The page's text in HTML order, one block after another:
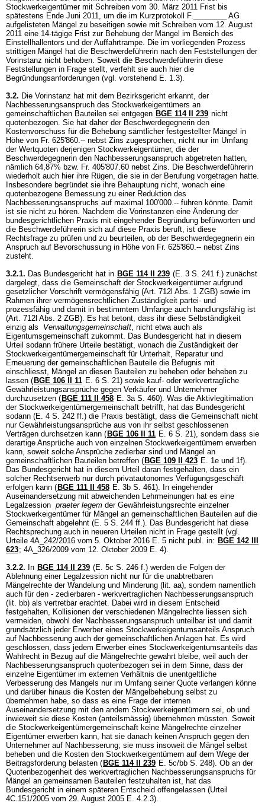
Stockwerkeigentümer mit Schreiben vom 30. März 2011 Frist bis
spätestens Ende Juni 2011, um die im Kurzprotokoll F.________ AG
aufgelisteten Mängel zu beseitigen sowie mit Schreiben vom 12. August
2011 eine 14-tägige Frist zur Behebung der Mängel im Bereich des
Einstellhallentors und der Auffahrtrampe. Die im vorliegenden Prozess
strittigen Mängel hat die Beschwerdeführerin nach den Feststellungen der
Vorinstanz nicht behoben. Soweit die Beschwerdeführerin diese
Feststellungen in Frage stellt, verfehlt sie auch hier die
Begründungsanforderungen (vgl. vorstehend E. 1.3).
3.2. Die Vorinstanz hat mit dem Bezirksgericht erkannt, der
Nachbesserungsanspruch des Stockwerkeigentümers an
gemeinschaftlichen Bauteilen sei entgegen BGE 114 II 239 nicht
quotenbezogen. Sie hat daher der Beschwerdegegnerin den
Kostenvorschuss für die Behebung sämtlicher festgestellter Mängel in
Höhe von Fr. 625'860.-- nebst Zins zugesprochen, nicht nur im Umfang
der Wertquoten derjenigen Stockwerkeigentümer, die der
Beschwerdegegnerin den Nachbesserungsanspruch abgetreten hatten,
nämlich 64,87% bzw. Fr. 405'807.60 nebst Zins. Die Beschwerdeführerin
wiederholt auch hier ihre Rügen, die sie in der Berufung vorgetragen hatte.
Insbesondere begründet sie ihre Behauptung nicht, wonach eine
quotenbezogene Bemessung zu einer Reduktion des
Nachbesserungsanspruchs auf maximal 100'000.-- führen könnte. Damit
ist sie nicht zu hören. Nachdem die Vorinstanzen eine Änderung der
bundesgerichtlichen Praxis mit eingehender Begründung befürworten und
die Beschwerdeführerin sich auf diese Praxis beruft, ist diese
Rechtsfrage zu prüfen und zu beurteilen, ob der Beschwerdegegnerin ein
Anspruch auf Bevorschussung in Höhe von Fr. 625'860.-- nebst Zins
zusteht.
3.2.1. Das Bundesgericht hat in BGE 114 II 239 (E. 3 S. 241 f.) zunächst
dargelegt, dass die Gemeinschaft der Stockwerkeigentümer aufgrund
gesetzlicher Vorschrift vermögensfähig (Art. 712l Abs. 1 ZGB) sowie im
Rahmen ihrer vermögensrechtlichen Zuständigkeit partei- und
prozessfähig und damit in bestimmtem Umfange auch handlungsfähig ist
(Art. 712l Abs. 2 ZGB). Es hat betont, dass ihr diese Selbständigkeit
einzig als Verwaltungsgemeinschaft, nicht etwa auch als
Eigentumsgemeinschaft zukommt. Das Bundesgericht hat in diesem
Urteil sodann frühere Urteile bestätigt, wonach die Zuständigkeit der
Stockwerkeigentümergemeinschaft für Unterhalt, Reparatur und
Erneuerung der gemeinschaftlichen Bauteile die Befugnis mit
einschliesst, Mängel an diesen Bauteilen zu beheben oder beheben zu
lassen ( BGE 106 II 11 E. 6 S. 21) sowie kauf- oder werkvertragliche
Gewährleistungsansprüche gegen Verkäufer und Unternehmer
durchzusetzen ( BGE 111 II 458 E. 3a S. 460). Was die Aktivlegitimation
der Stockwerkeigentümergemeinschaft betrifft, hat das Bundesgericht
sodann (E. 4 S. 242 ff.) die Praxis bestätigt, dass die Gemeinschaft nicht
nur Gewährleistungsansprüche aus von ihr selbst geschlossenen
Verträgen durchsetzen kann ( BGE 106 II 11 E. 6 S. 21), sondern dass sie
derartige Ansprüche auch von einzelnen Stockwerkeigentümern erwerben
kann, soweit solche Ansprüche zedierbar sind und Mängel an
gemeinschaftlichen Bauteilen betreffen ( BGE 109 II 423 E. 1e und 1f).
Das Bundesgericht hat in diesem Urteil daran festgehalten, dass ein
solcher Rechtserwerb nur durch privatautonomes Verfügungsgeschäft
erfolgen kann ( BGE 111 II 458 E. 3b S. 461). In eingehender
Auseinandersetzung mit abweichenden Lehrmeinungen hat es eine
Legalzession praeter legem der Gewährleistungsrechte einzelner
Stockwerkeigentümer für Mängel an gemeinschaftlichen Bauteilen auf die
Gemeinschaft abgelehnt (E. 5 S. 244 ff.). Das Bundesgericht hat diese
Rechtsprechung auch in neueren Urteilen nicht in Frage gestellt (vgl.
Urteile 4A_242/2016 vom 5. Oktober 2016 E. 5 nicht publ. in: BGE 142 III
623; 4A_326/2009 vom 12. Oktober 2009 E. 4).
3.2.2. In BGE 114 II 239 (E. 5c S. 246 f.) werden die Folgen der
Ablehnung einer Legalzession nicht nur für die unabtretbaren
Mängelrechte der Wandelung und Minderung (lit. aa), sondern namentlich
auch für den - zedierbaren - werkvertraglichen Nachbesserungsanspruch
(lit. bb) als vertretbar erachtet. Dabei wird in diesem Entscheid
festgehalten, Kollisionen der verschiedenen Mängelrechte liessen sich
vermeiden, obwohl der Nachbesserungsanspruch unteilbar ist und damit
grundsätzlich jeder Erwerber eines Stockwerkeigentumsanteils Anspruch
auf Nachbesserung auch der gemeinschaftlichen Anlagen hat. Es wird
geschlossen, dass jedem Erwerber eines Stockwerkeigentumsanteils das
Wahlrecht in Bezug auf die Mängelrechte gewahrt bleibe, weil auch der
Nachbesserungsanspruch quotenbezogen sei in dem Sinne, dass der
einzelne Eigentümer im externen Verhältnis die unentgeltliche
Verbesserung des Mangels nur im Umfang seiner Quote verlangen könne
und darüber hinaus die Kosten der Mängelbehebung selbst zu
übernehmen habe, so dass es eine Frage der internen
Auseinandersetzung mit den andern Stockwerkeigentümern sei, ob und
inwieweit sie diese Kosten (anteilsmässig) übernehmen müssten. Soweit
die Stockwerkeigentümergemeinschaft keine Mängelrechte einzelner
Eigentümer erwerben kann, hat sie danach keinen Anspruch gegen den
Unternehmer auf Nachbesserung; sie muss insoweit die Mängel selbst
beheben und die Kosten den Stockwerkeigentümern auf dem Wege der
Beitragsforderung belasten ( BGE 114 II 239 E. 5c/bb S. 248). Ob an der
Quotenbezogenheit des werkvertraglichen Nachbesserungsanspruchs für
Mängel an gemeinsamen Bauteilen festzuhalten ist, hat das
Bundesgericht in einem späteren Entscheid offengelassen (Urteil
4C.151/2005 vom 29. August 2005 E. 4.2.3).